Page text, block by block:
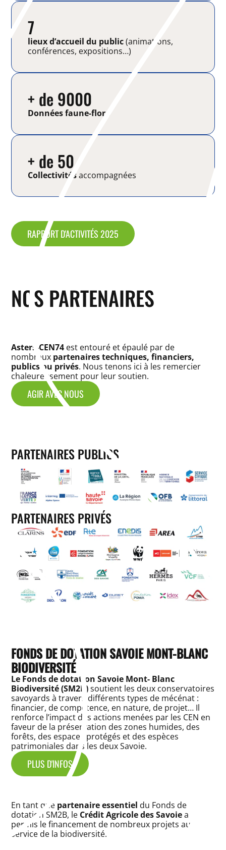
7
lieux d’accueil du public(animations,
conférences, expositions…)
+ de 9000
Données faune-flore
+ de 50
Collectivitésaccompagnées
RAPPORT D'ACTIVITÉS 2025
NOS PARTENAIRES
Asters-CEN74 est entouré et épaulé par de
nombreux partenaires techniques, financiers,
publics ou privés. Nous tenons ici à les remercier
chaleureusement pour leur soutien.
AGIR AVEC NOUS
PARTENAIRES PUBLICS
PARTENAIRES PRIVÉS
FONDS DE DOTATION SAVOIE MONT-BLANC
BIODIVERSITÉ
Le Fonds de dotation Savoie Mont- Blanc
Biodiversité (SM2B)soutient les deux conservatoires
savoyards à travers différents types de mécénat :
financier, de compétence, en nature, de projet… Il
renforce l’impact des actions menées par les CEN en
faveur de la préservation des zones humides, des
forêts, des espaces protégés et des espèces
patrimoniales dans les deux Savoie.
PLUS D'INFOS
En tant que partenaire essentiel du Fonds de
dotation SM2B, le Crédit Agricole des Savoiea
permis le financement de nombreux projets au
service de la biodiversité.